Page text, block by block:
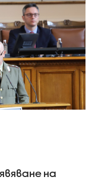
на